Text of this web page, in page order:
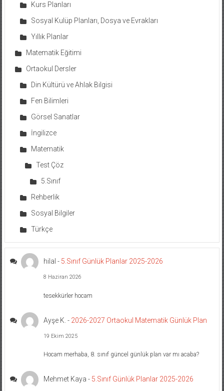
Kurs Planları
Sosyal Kulüp Planları, Dosya ve Evrakları
Yıllık Planlar
Matematik Eğitimi
Ortaokul Dersler
Din Kültürü ve Ahlak Bilgisi
Fen Bilimleri
Görsel Sanatlar
İngilizce
Matematik
Test Çöz
5.Sınıf
Rehberlik
Sosyal Bilgiler
Türkçe
hilal - 5.Sınıf Günlük Planlar 2025-2026
8 Haziran 2026
tesekkürler hocam
Ayşe K. - 2026-2027 Ortaokul Matematik Günlük Plan
19 Ekim 2025
Hocam merhaba, 8. sınıf güncel günlük plan var mı acaba?
Mehmet Kaya - 5.Sınıf Günlük Planlar 2025-2026